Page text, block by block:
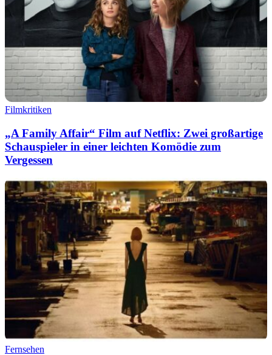
Filmkritiken
„A Family Affair“ Film auf Netflix: Zwei großartige
Schauspieler in einer leichten Komödie zum
Vergessen
Fernsehen